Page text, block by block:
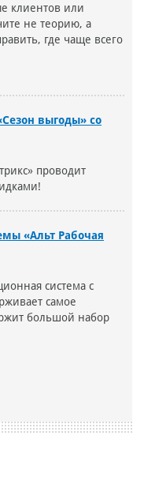
клиентов или
не теорию, а
где чаще всего
выгоды» со
проводит
«Альт Рабочая
система с
самое
большой набор